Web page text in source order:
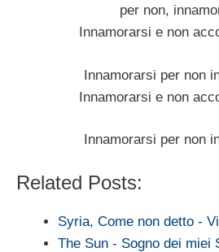
per non,
Innamorarsi e non
Innamorarsi per non
Innamorarsi e non
Innamorarsi per non
Related Posts:
Syria, Come non detto -
The Sun - Sogno dei miei